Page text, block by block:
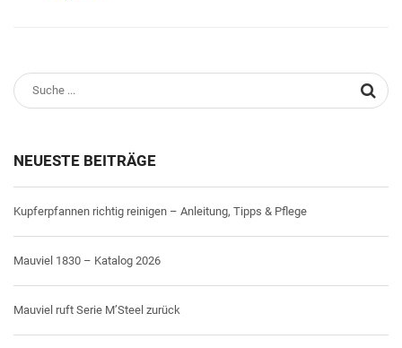
NEUESTE BEITRÄGE
Kupferpfannen richtig reinigen – Anleitung, Tipps & Pflege
Mauviel 1830 – Katalog 2026
Mauviel ruft Serie M’Steel zurück